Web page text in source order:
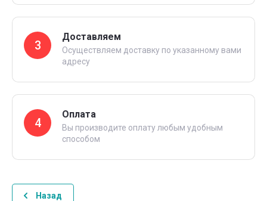
3
Доставляем
Осуществляем доставку по указанному вами
адресу
4
Оплата
Вы производите оплату любым удобным
способом
Назад